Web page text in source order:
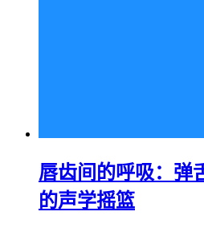
唇齿间的呼吸：弹
的声学摇篮